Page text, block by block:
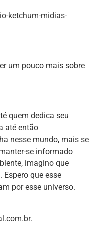
ketchum-midias-
um pouco mais sobre
quem dedica seu
até então
nesse mundo, mais se
se informado
imagino que
que esse
por esse universo.
.